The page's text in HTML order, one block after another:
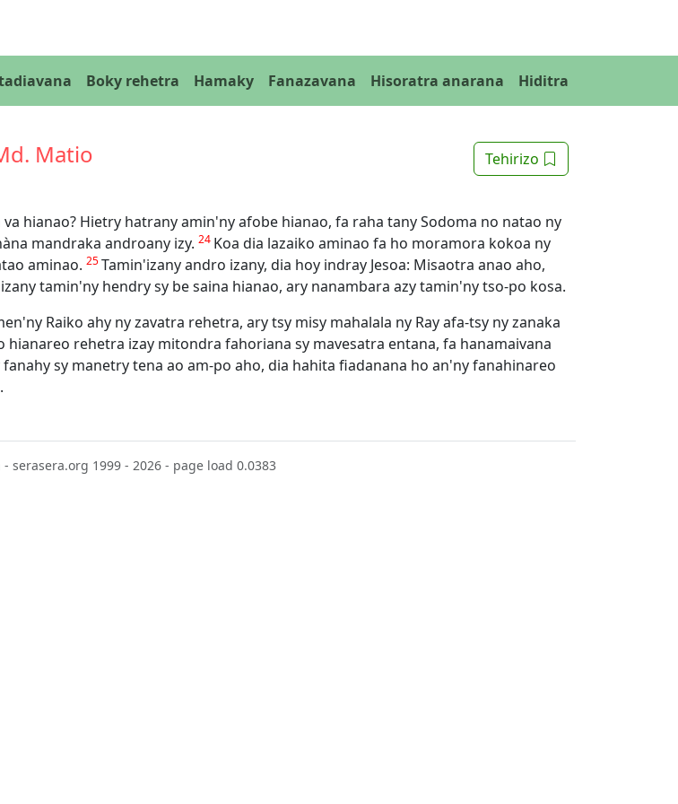
Boky rehetra Hamaky Fanazavana Hisoratra anarana Hiditra
Tehirizo
Matio
hianao? Hietry hatrany amin'ny afobe hianao, fa raha tany Sodoma no natao ny
mandraka androany izy. 24 Koa dia lazaiko aminao fa ho moramora kokoa ny
aminao. 25Tamin'izany andro izany, dia hoy indray Jesoa: Misaotra anao aho,
tamin'ny hendry sy be saina hianao, ary nanambara azy tamin'ny tso-po kosa.
Raiko ahy ny zavatra rehetra, ary tsy misy mahalala ny Ray afa-tsy ny zanaka
hianareo rehetra izay mitondra fahoriana sy mavesatra entana, fa hanamaivana
sy manetry tena ao am-po aho, dia hahita fiadanana ho an'ny fanahinareo
- serasera.org 1999 - 2026 - page load 0.0383